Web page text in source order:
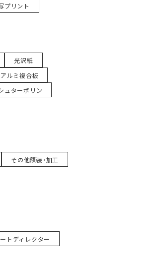
プリント
光沢紙
アルミ複合板
ュターポリン
その他額装・加工
トディレクター